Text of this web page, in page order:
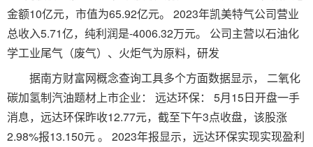
金额10亿元，市值为65.92亿元。 2023年凯美特气公司营业
总收入5.71亿，纯利润是-4006.32万元。 公司主营以石油化
学工业尾气（废气）、火炬气为原料，研发
据南方财富网概念查询工具多个方面数据显示， 二氧化
碳加氢制汽油题材上市企业： 远达环保： 5月15日开盘一手
消息，远达环保昨收12.77元，截至下午3点收盘，该股涨
2.98%报13.150元 。 2023年报显示，远达环保实现实现盈利